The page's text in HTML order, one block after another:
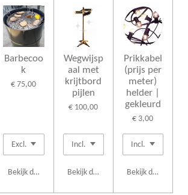
Barbecoo
k
€ 75,00
Bekijk details
Wegwijsp
aal met
krijtbord
pijlen
€ 100,00
Bekijk details
Prikkabel
(prijs per
meter)
helder |
gekleurd
€ 3,00
Bekijk details